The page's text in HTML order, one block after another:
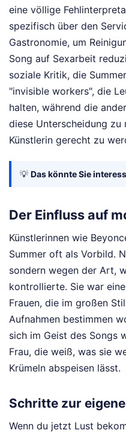
eine völlige
spezifisch über den
Gastronomie, um
Song auf Sexarbeit
soziale Kritik, die
"invisible workers", die
halten, während die
diese Unterscheidung zu
Künstlerin gerecht zu
💡 Das könnte Sie
Der Einfluss auf
Künstlerinnen wie
Summer oft als Vorbild.
sondern wegen der Art,
kontrollierte. Sie war
Frauen, die im großen
Aufnahmen bestimmen
sich im Geist des Songs
Frau, die weiß, was sie
Krümeln abspeisen lässt.
Schritte zur
Wenn du jetzt Lust